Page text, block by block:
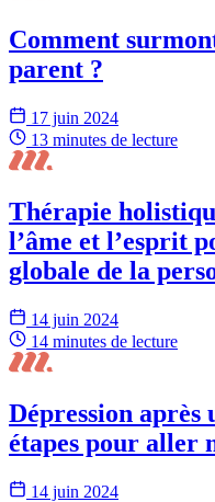
Comment
parent ?
17 juin 2024
13 minutes de lecture
Thérapie
l’âme et l’esprit
globale de la
14 juin 2024
14 minutes de lecture
Dépression après
étapes pour aller
14 juin 2024